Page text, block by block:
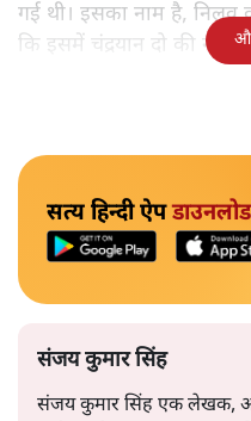
गई थी। इसका नाम है, निलवु
कि इसमें चंद्रयान दो की
सत्य हिन्दी ऐपडाउनलोड
संजय कुमार सिंह
संजय कुमार सिंह एक लेखक,